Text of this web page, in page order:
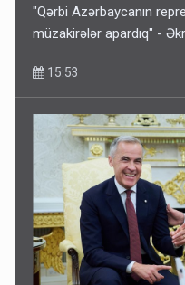
"Qərbi Azərbaycanın
müzakirələr apardıq" -
15:53